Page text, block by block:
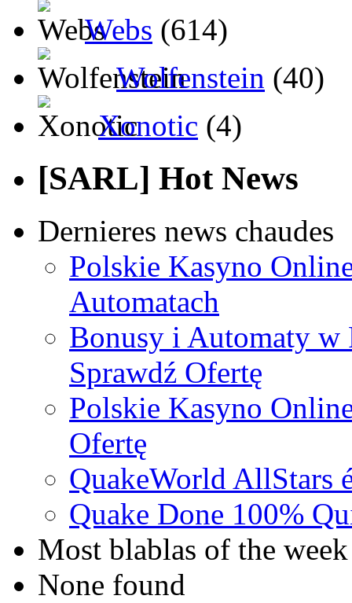
Webs (614)
Wolfenstein (40)
Xonotic (4)
[SARL] Hot News
Dernieres news chaudes
Polskie Kasyno
Automatach
Bonusy i Automaty w
Sprawdź Ofertę
Polskie Kasyno
Ofertę
QuakeWorld AllStars
Quake Done 100%
Most blablas of the week
None found